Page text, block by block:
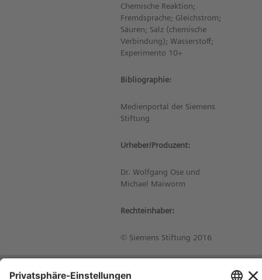
Chemische Reaktion;
Fremdsprache; Gleichstrom;
Säuren; Salz (chemische
Verbindung); Wasserstoff;
Experimento 10+
Bibliographie:
Medienportal der Siemens
Stiftung
Urheber/Produzent:
Dr. Wolfgang Ose und
Michael Maiworm
Rechteinhaber:
© Siemens Stiftung 2016